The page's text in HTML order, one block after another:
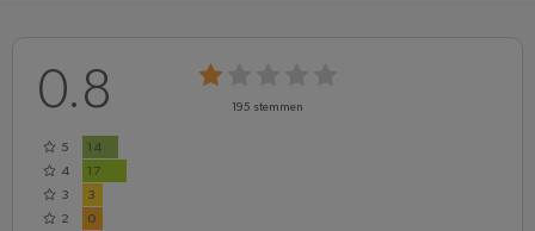
0.8 195 stemmen
5
14
4
17
3
3
2
0